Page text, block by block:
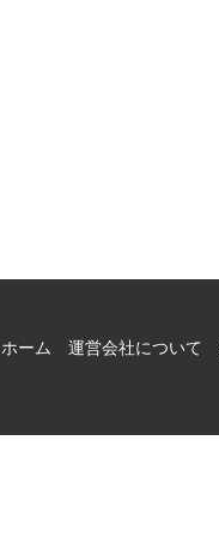
ホーム 運営会社について